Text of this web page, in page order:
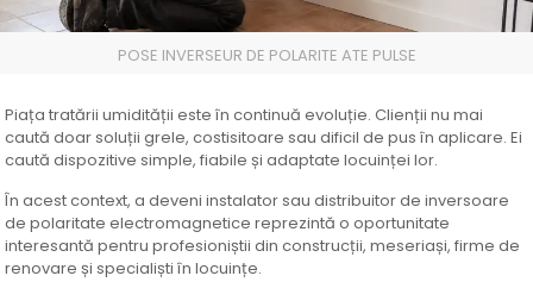
POSE INVERSEUR DE POLARITE ATE PULSE
Piața tratării umidității este în continuă evoluție. Clienții nu mai
caută doar soluții grele, costisitoare sau dificil de pus în aplicare. Ei
caută dispozitive simple, fiabile și adaptate locuinței lor.
În acest context, a deveni instalator sau distribuitor de inversoare
de polaritate electromagnetice reprezintă o oportunitate
interesantă pentru profesioniștii din construcții, meseriași, firme de
renovare și specialiști în locuințe.